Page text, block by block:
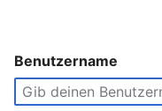
Benutzername